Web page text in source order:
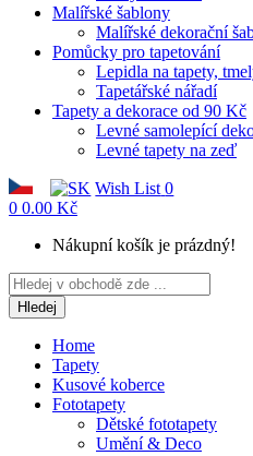
Malířské šablony
Malířské dekorační
Pomůcky pro tapetování
Lepidla na tapety,
Tapetářské nářadí
Tapety a dekorace od 90 Kč
Levné samolepící
Levné tapety na zeď
Wish List 0
0 0.00 Kč
Nákupní košík je prázdný!
Hledej
Home
Tapety
Kusové koberce
Fototapety
Dětské fototapety
Umění & Deco